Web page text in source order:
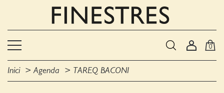
0
Inici Agenda TAREQ BACONI